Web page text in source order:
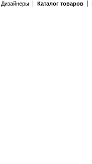
Дизайнеры Каталог товаров